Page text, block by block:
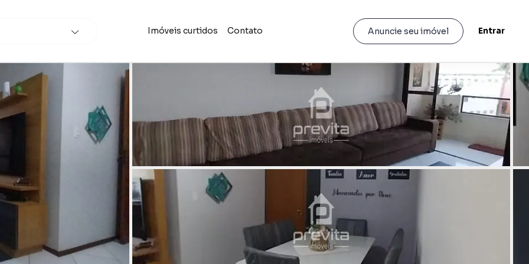
Imóveis curtidos Contato Anuncie seu imóvel Entrar